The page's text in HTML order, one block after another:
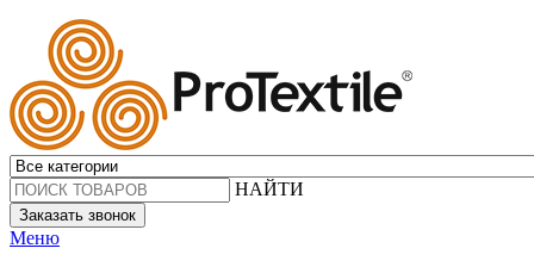
НАЙТИ
Заказать звонок
Меню